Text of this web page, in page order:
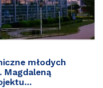
młodych
Magdaleną